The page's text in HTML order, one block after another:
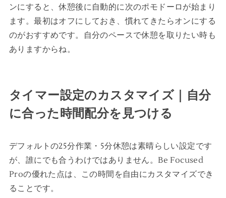
ンにすると、休憩後に自動的に次のポモドーロが始まり
ます。最初はオフにしておき、慣れてきたらオンにする
のがおすすめです。自分のペースで休憩を取りたい時も
ありますからね。
タイマー設定のカスタマイズ｜自分
に合った時間配分を見つける
デフォルトの25分作業・5分休憩は素晴らしい設定です
が、誰にでも合うわけではありません。Be Focused
Proの優れた点は、この時間を自由にカスタマイズでき
ることです。